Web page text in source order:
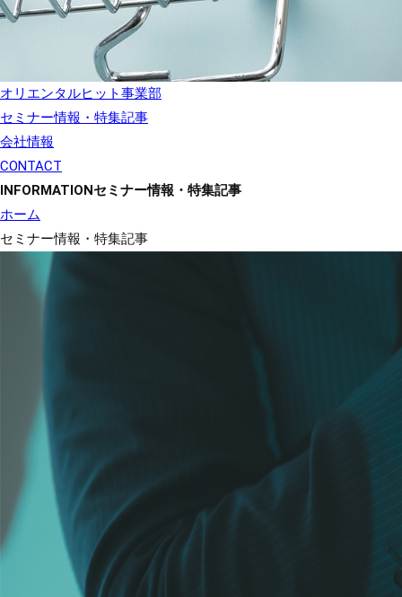
オリエンタルヒット事業部
セミナー情報・特集記事
会社情報
CONTACT
INFORMATIONセミナー情報・特集記事
ホーム
セミナー情報・特集記事